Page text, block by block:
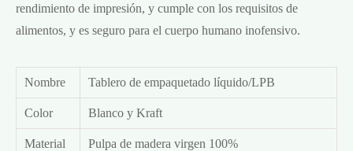
rendimiento de impresión, y cumple con los requisitos de
alimentos, y es seguro para el cuerpo humano inofensivo.
Nombre Tablero de empaquetado líquido/LPB
Color Blanco y Kraft
Material Pulpa de madera virgen 100%